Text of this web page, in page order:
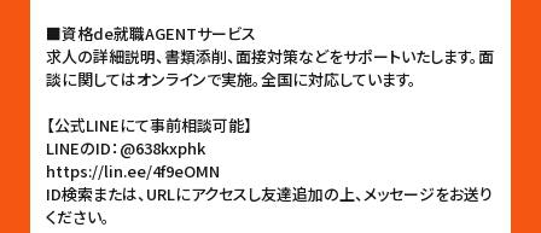
■資格de就職AGENTサービス
求人の詳細説明、書類添削、面接対策などをサポートいたします。面
談に関してはオンラインで実施。全国に対応しています。
【公式LINEにて事前相談可能】
LINEのID：@638kxphk
https://lin.ee/4f9eOMN
ID検索または、URLにアクセスし友達追加の上、メッセージをお送り
ください。